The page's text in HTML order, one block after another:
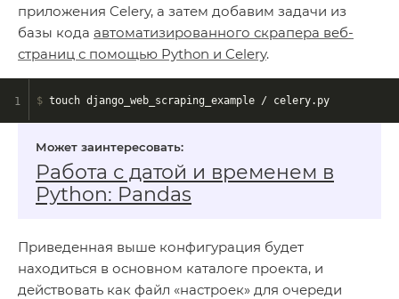
приложения Celery, а затем добавим задачи из
базы кода автоматизированного скрапера веб-
страниц с помощью Python и Celery.
$ touch django_web_scraping_example / celery.py
Работа с датой и временем в
Python: Pandas
Приведенная выше конфигурация будет
находиться в основном каталоге проекта, и
действовать как файл «настроек» для очереди